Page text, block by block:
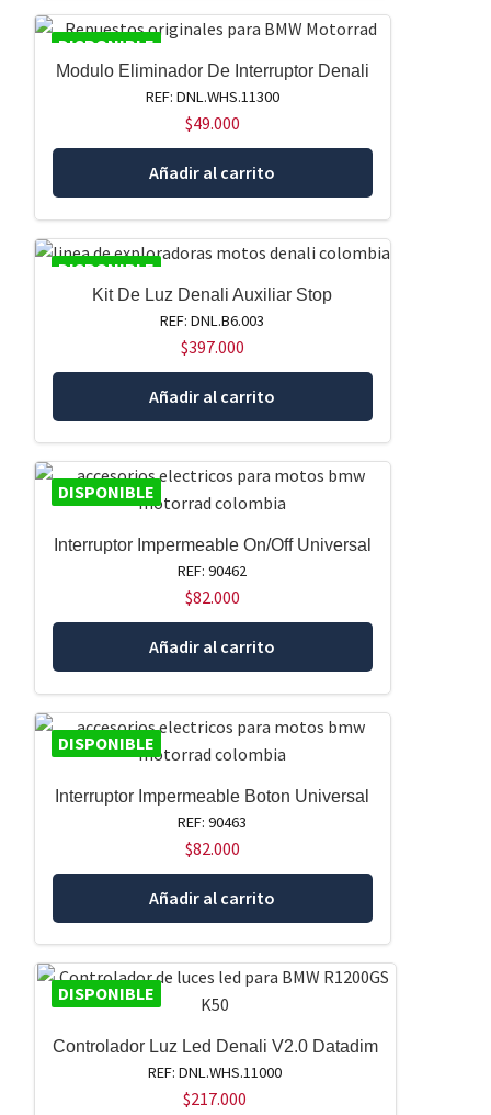
DISPONIBLE
Modulo Eliminador De Interruptor Denali
REF: DNL.WHS.11300
$49.000
Añadir al carrito
DISPONIBLE
Kit De Luz Denali Auxiliar Stop
REF: DNL.B6.003
$397.000
Añadir al carrito
DISPONIBLE
Interruptor Impermeable On/Off Universal
REF: 90462
$82.000
Añadir al carrito
DISPONIBLE
Interruptor Impermeable Boton Universal
REF: 90463
$82.000
Añadir al carrito
DISPONIBLE
Controlador Luz Led Denali V2.0 Datadim
REF: DNL.WHS.11000
$217.000